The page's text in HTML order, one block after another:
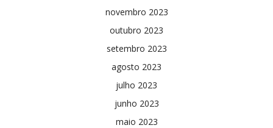
novembro 2023
outubro 2023
setembro 2023
agosto 2023
julho 2023
junho 2023
maio 2023